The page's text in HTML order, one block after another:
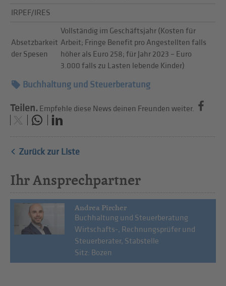
IRPEF/IRES
Absetzbarkeit
der Spesen
Vollständig im Geschäftsjahr (Kosten für
Arbeit; Fringe Benefit pro Angestellten falls
höher als Euro 258; für Jahr 2023 – Euro
3.000 falls zu Lasten lebende Kinder)
Buchhaltung und Steuerberatung
Teilen. Empfehle diese News deinen Freunden weiter.
Zurück zur Liste
Ihr Ansprechpartner
Andrea Pircher
Buchhaltung und Steuerberatung
Wirtschafts-, Rechnungsprüfer und
Steuerberater, Stabstelle
Sitz: Bozen